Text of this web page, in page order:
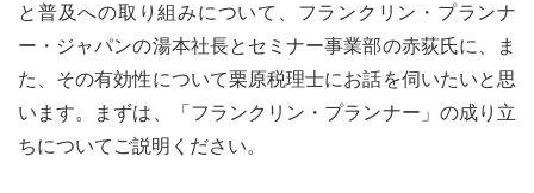
と普及への取り組みについて、フランクリン・プランナ
ー・ジャパンの湯本社長とセミナー事業部の赤荻氏に、ま
た、その有効性について栗原税理士にお話を伺いたいと思
います。まずは、「フランクリン・プランナー」の成り立
ちについてご説明ください。